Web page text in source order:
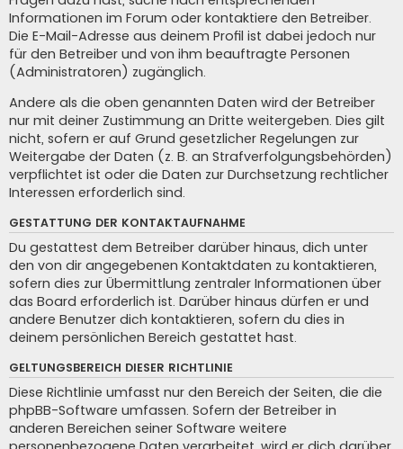
Informationen im Forum oder kontaktiere den Betreiber.
Die E-Mail-Adresse aus deinem Profil ist dabei jedoch nur
für den Betreiber und von ihm beauftragte Personen
(Administratoren) zugänglich.
Andere als die oben genannten Daten wird der Betreiber
nur mit deiner Zustimmung an Dritte weitergeben. Dies gilt
nicht, sofern er auf Grund gesetzlicher Regelungen zur
Weitergabe der Daten (z. B. an Strafverfolgungsbehörden)
verpflichtet ist oder die Daten zur Durchsetzung rechtlicher
Interessen erforderlich sind.
GESTATTUNG DER KONTAKTAUFNAHME
Du gestattest dem Betreiber darüber hinaus, dich unter
den von dir angegebenen Kontaktdaten zu kontaktieren,
sofern dies zur Übermittlung zentraler Informationen über
das Board erforderlich ist. Darüber hinaus dürfen er und
andere Benutzer dich kontaktieren, sofern du dies in
deinem persönlichen Bereich gestattet hast.
GELTUNGSBEREICH DIESER RICHTLINIE
Diese Richtlinie umfasst nur den Bereich der Seiten, die die
phpBB-Software umfassen. Sofern der Betreiber in
anderen Bereichen seiner Software weitere